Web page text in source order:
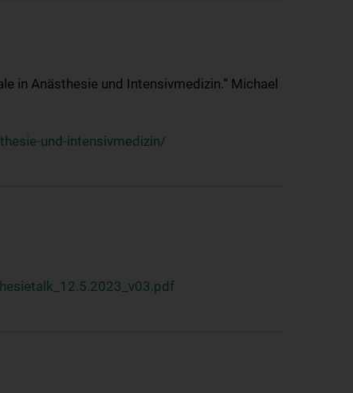
in Anästhesie und Intensivmedizin.“ Michael
und-intensivmedizin/